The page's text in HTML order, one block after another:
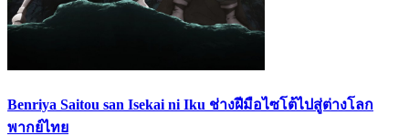
Benriya Saitou san Isekai ni Iku ช่างฝีมือไซโต้ไปสู่ต่างโลก
พากย์ไทย